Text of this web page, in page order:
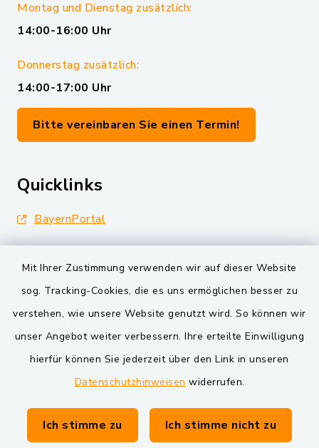
Mit Ihrer Zustimmung verwenden wir auf dieser Website
sog. Tracking-Cookies, die es uns ermöglichen besser zu
verstehen, wie unsere Website genutzt wird. So können wir
unser Angebot weiter verbessern. Ihre erteilte Einwilligung
hierfür können Sie jederzeit über den Link in unseren
Datenschutzhinweisen widerrufen.
Ich stimme zu Ich stimme nicht zu
Montag und Dienstag zusätzlich:
14:00-16:00 Uhr
Donnerstag zusätzlich:
14:00-17:00 Uhr
Bitte vereinbaren Sie einen Termin!
Quicklinks
BayernPortal
Landkreis Schwandorf
VG und Gemeinden
Markt Schwarzenfeld
Gemeinde Schwarzach bei Nabburg
Verwaltungsgemeinschaft Schwarzenfeld